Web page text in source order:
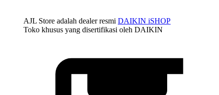
AJL Store adalah dealer resmi DAIKIN iSHOP
Toko khusus yang disertifikasi oleh DAIKIN